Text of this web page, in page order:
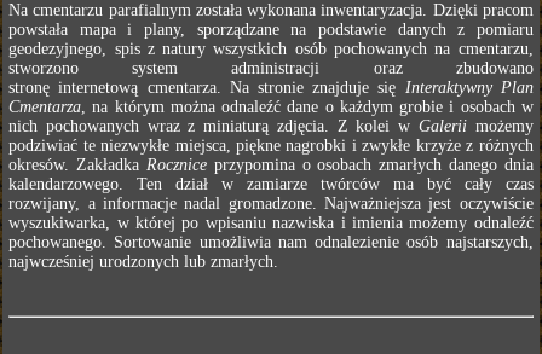
Na cmentarzu parafialnym została wykonana inwentaryzacja. Dzięki pracom
powstała mapa i plany, sporządzane na podstawie danych z pomiaru
geodezyjnego, spis z natury wszystkich osób pochowanych na cmentarzu,
stworzono system administracji oraz zbudowano
stronę internetową cmentarza. Na stronie znajduje się Interaktywny Plan
Cmentarza, na którym można odnaleźć dane o każdym grobie i osobach w
nich pochowanych wraz z miniaturą zdjęcia. Z kolei w Galerii możemy
podziwiać te niezwykłe miejsca, piękne nagrobki i zwykłe krzyże z różnych
okresów. Zakładka Roczniceprzypomina o osobach zmarłych danego dnia
kalendarzowego. Ten dział w zamiarze twórców ma być cały czas
rozwijany, a informacje nadal gromadzone. Najważniejsza jest oczywiście
wyszukiwarka, w której po wpisaniu nazwiska i imienia możemy odnaleźć
pochowanego. Sortowanie umożliwia nam odnalezienie osób najstarszych,
najwcześniej urodzonych lub zmarłych.